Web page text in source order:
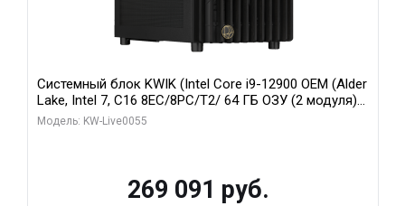
Системный блок KWIK (Intel Core i9-12900 OEM (Alder
Lake, Intel 7, C16 8EC/8PC/T2/ 64 ГБ ОЗУ (2 модуля)/
MSI RTX5080 SHADOW 3X OC 16GB GDDR7 256bit 3xDP
Модель: KW-Live0055
269 091 руб.